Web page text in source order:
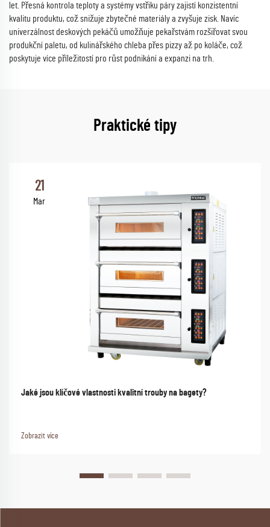
let. Přesná kontrola teploty a systémy vstřiku páry zajistí konzistentní
kvalitu produktu, což snižuje zbytečné materiály a zvyšuje zisk. Navíc
univerzálnost deskových pekáčů umožňuje pekařstvám rozšiřovat svou
produkční paletu, od kulinářského chleba přes pizzy až po koláče, což
poskytuje více příležitostí pro růst podnikání a expanzi na trh.
Praktické tipy
21
Mar
Jaké jsou klíčové vlastnosti kvalitní trouby na bagety?
Zobrazit více